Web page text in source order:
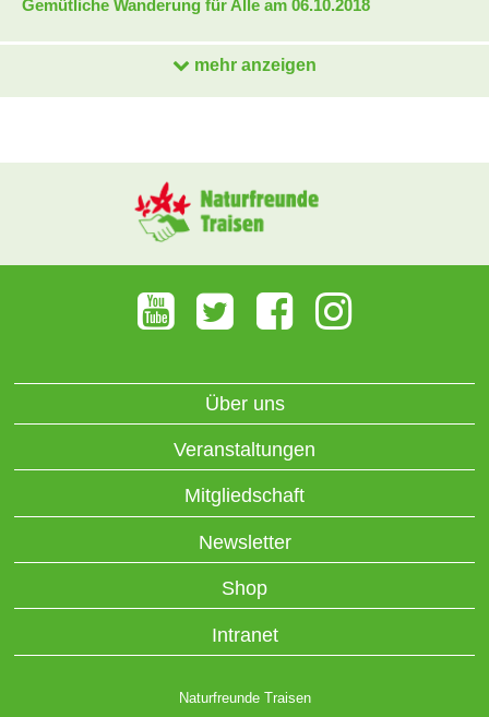
Gemütliche Wanderung für Alle am 06.10.2018
mehr anzeigen
Über uns
Veranstaltungen
Mitgliedschaft
Newsletter
Shop
Intranet
Naturfreunde Traisen